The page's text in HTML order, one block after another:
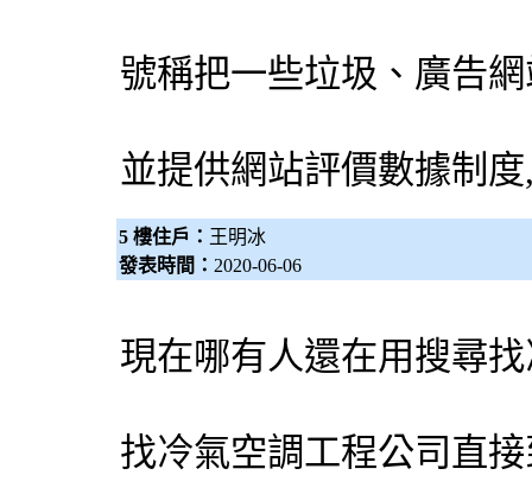
號稱把一些垃圾、廣告
並提供網站評價數據制
5 樓住戶： 王明冰
發表時間： 2020-06-06
現在哪有人還在用搜尋找
找冷氣空調工程公司直